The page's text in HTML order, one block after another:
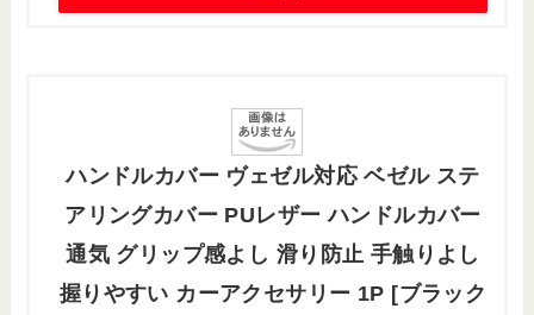
ハンドルカバー ヴェゼル対応 ベゼル ステ
アリングカバー PUレザー ハンドルカバー
通気 グリップ感よし 滑り防止 手触りよし
握りやすい カーアクセサリー 1P [ブラック